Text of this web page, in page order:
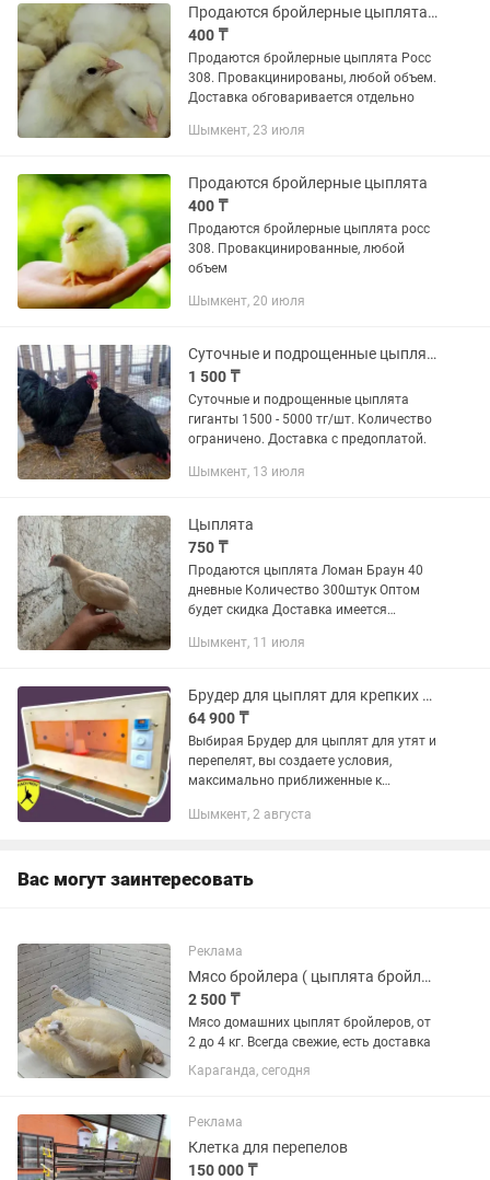
Продаются бройлерные цыплята Росс 308
400 ₸
Продаются бройлерные цыплята Росс
308. Провакцинированы, любой объем.
Доставка обговаривается отдельно
Шымкент, 23 июля
Продаются бройлерные цыплята
400 ₸
Продаются бройлерные цыплята росс
308. Провакцинированные, любой
объем
Шымкент, 20 июля
Суточные и подрощенные цыплята Джерсийский гигант
1 500 ₸
Суточные и подрощенные цыплята
гиганты 1500 - 5000 тг/шт. Количество
ограничено. Доставка с предоплатой.
Шымкент, 13 июля
Цыплята
750 ₸
Продаются цыплята Ломан Браун 40
дневные Количество 300штук Оптом
будет скидка Доставка имеется
имеется
Шымкент, 11 июля
Брудер для цыплят для крепких утят и активных перепелят
64 900 ₸
Выбирая Брудер для цыплят для утят и
перепелят, вы создаете условия,
максимально приближенные к
контролем. Брудер для цыплят для
Шымкент, 2 августа
Вас могут заинтересовать
Реклама
Мясо бройлера ( цыплята бройлеры)
2 500 ₸
Мясо домашних цыплят бройлеров, от
2 до 4 кг. Всегда свежие, есть доставка
Караганда, сегодня
Реклама
Клетка для перепелов
150 000 ₸